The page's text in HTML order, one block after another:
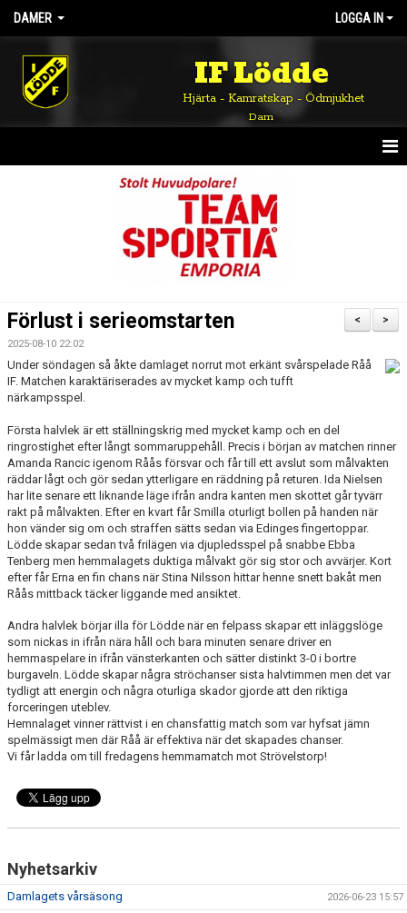
DAMER LOGGA IN
IF Lödde
Hjärta - Kamratskap - Ödmjukhet
Dam
BILDGALLERI
DOKUMENT
MATCHER
INSTAGRAM
>
<
Förlust i serieomstarten
2025-08-10 22:02
Under söndagen så åkte damlaget norrut mot erkänt svårspelade Råå
IF. Matchen karaktäriserades av mycket kamp och tufft
närkampsspel.
Första halvlek är ett ställningskrig med mycket kamp och en del
ringrostighet efter långt sommaruppehåll. Precis i början av matchen rinner
Amanda Rancic igenom Råås försvar och får till ett avslut som målvakten
räddar lågt och gör sedan ytterligare en räddning på returen. Ida Nielsen
har lite senare ett liknande läge ifrån andra kanten men skottet går tyvärr
rakt på målvakten. Efter en kvart får Smilla oturligt bollen på handen när
hon vänder sig om och straffen sätts sedan via Edinges fingertoppar.
Lödde skapar sedan två frilägen via djupledsspel på snabbe Ebba
Tenberg men hemmalagets duktiga målvakt gör sig stor och avvärjer. Kort
efter får Erna en fin chans när Stina Nilsson hittar henne snett bakåt men
Råås mittback täcker liggande med ansiktet.
Andra halvlek börjar illa för Lödde när en felpass skapar ett inläggslöge
som nickas in ifrån nära håll och bara minuten senare driver en
hemmaspelare in ifrån vänsterkanten och sätter distinkt 3-0 i bortre
burgaveln. Lödde skapar några ströchanser sista halvtimmen men det var
tydligt att energin och några oturliga skador gjorde att den riktiga
forceringen uteblev.
Hemnalaget vinner rättvist i en chansfattig match som var hyfsat jämn
spelmässigt men där Råå är effektiva när det skapades chanser.
Vi får ladda om till fredagens hemmamatch mot Strövelstorp!
Nyhetsarkiv
Damlagets vårsäsong 2026-06-23 15:57